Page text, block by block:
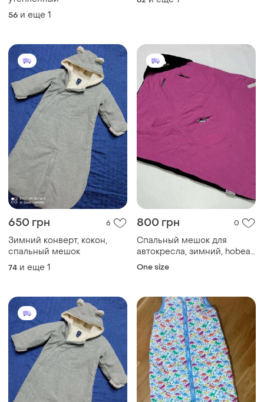
56 и еще 1
650 грн 6
Зимний конверт, кокон,
спальный мешок
74 и еще 1
800 грн 0
Спальный мешок для
автокресла, зимний, hobea
germany, очень теплый,
One size